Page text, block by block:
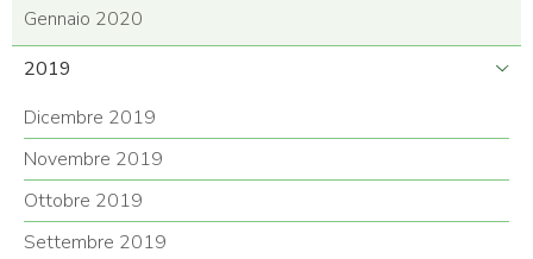
Gennaio 2020
2019
Dicembre 2019
Novembre 2019
Ottobre 2019
Settembre 2019